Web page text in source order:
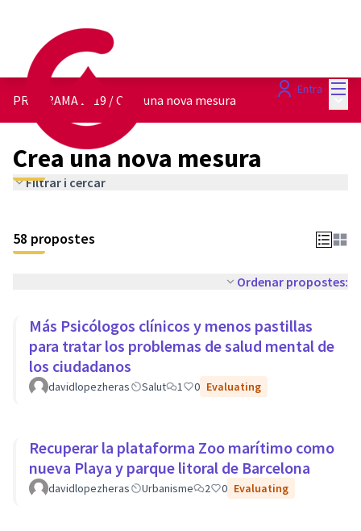
Entra
PROGRAMA 2019 /Crea una nova mesura
Crea una nova mesura
Filtrar i cercar
58 propostes
Ordenar propostes:
Más Psicólogos clínicos y menos pastillas
para tratar los problemas de salud mental de
los ciudadanos
davidlopezheras Salut 1 0 Evaluating
Recuperar la plataforma Zoo marítimo como
nueva Playa y parque litoral de Barcelona
davidlopezheras Urbanisme 2 0 Evaluating